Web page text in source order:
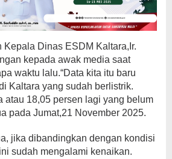
Kepala Dinas ESDM Kaltara,Ir.
kepada awak media saat
waktu lalu.“Data kita itu baru
Kaltara yang sudah berlistrik.
atau 18,05 persen lagi yang belum
pada Jumat,21 November 2025.
jika dibandingkan dengan kondisi
sudah mengalami kenaikan.